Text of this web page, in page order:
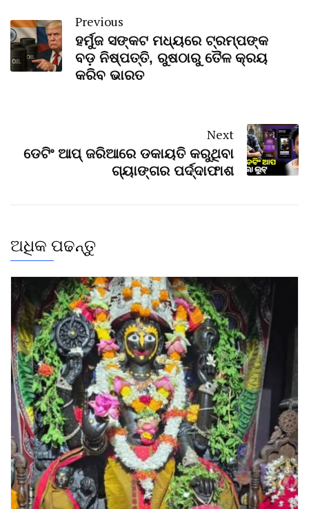
Previous
ହର୍ମୁଜ ସଙ୍କଟ ମଧ୍ୟରେ ଟ୍ରମ୍ପଙ୍କ
ବଡ଼ ନିଷ୍ପତ୍ତି, ରୁଷଠାରୁ ତୈଳ କ୍ରୟ
କରିବ ଭାରତ
Next
ଡେଟିଂ ଆପ୍ ଜରିଆରେ ଡକାୟତି କରୁଥିବା
ଗ୍ୟାଙ୍ଗର ପର୍ଦ୍ଦାଫାଶ
ଅଧିକ ପଢନ୍ତୁ